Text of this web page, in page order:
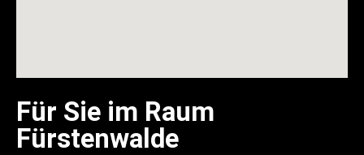
Für Sie im Raum
Fürstenwalde